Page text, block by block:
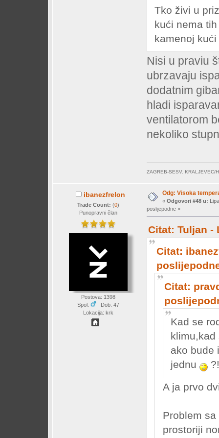
Tko živi u
kući nema
kamenoj
Nisi u praviu
ubrzavaju
dodatnim
hladi
ventilatorom
nekoliko
ZAGREB-SESV. KRALJEVEC/
ibanezfrelon
Trade Count: (0)
Punopravni član
Postova: 1398
Spol:
Dob: 47
Lokacija: krk
Odg: Visoka
« Odgovori #48 u:
poslijepodne »
Citat: Tuljan -
Citat:
Citat:
Kad se
klimu,kad
ako bude
jednu
A ja prvo
Problem
prostoriji